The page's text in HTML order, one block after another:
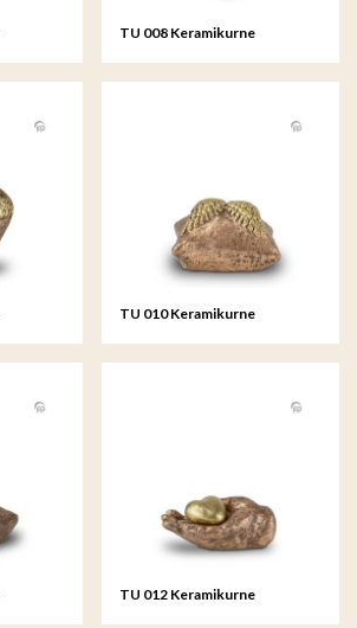
TU 008 Keramikurne
TU 010 Keramikurne
TU 012 Keramikurne